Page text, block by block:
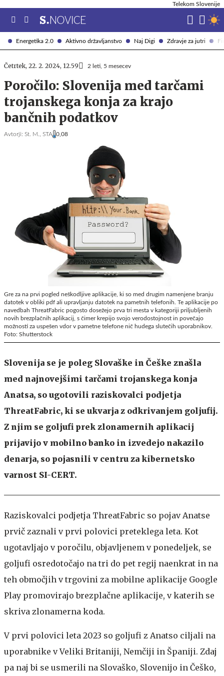
Energetika 2.0 Aktivno državljanstvo Naj Digi Zdravje za jutri
Telekom Slovenije
Četrtek, 22. 2. 2024, 12.59 2 leti, 5 mesecev
Poročilo: Slovenija med tarčami
trojanskega konja za krajo
bančnih podatkov
Avtorji: St. M., STA 0,08
Gre za na prvi pogled neškodljive aplikacije, ki so med drugim namenjene branju
datotek v obliki pdf ali upravljanju datotek na pametnih telefonih. Te aplikacije po
navedbah ThreatFabric pogosto dosežejo prva tri mesta v kategoriji priljubljenih
novih brezplačnih aplikacij, s čimer krepijo svojo verodostojnost in povečajo
možnosti za uspešen vdor v pametne telefone nič hudega slutečih uporabnikov.
Foto: Shutterstock
Slovenija se je poleg Slovaške in Češke znašla
med najnovejšimi tarčami trojanskega konja
Anatsa, so ugotovili raziskovalci podjetja
ThreatFabric, ki se ukvarja z odkrivanjem goljufij.
Z njim se goljufi prek zlonamernih aplikacij
prijavijo v mobilno banko in izvedejo nakazilo
denarja, so pojasnili v centru za kibernetsko
varnost SI-CERT.
Raziskovalci podjetja ThreatFabric so pojav Anatse
prvič zaznali v prvi polovici preteklega leta. Kot
ugotavljajo v poročilu, objavljenem v ponedeljek, se
goljufi osredotočajo na tri do pet regij naenkrat in na
teh območjih v trgovini za mobilne aplikacije Google
Play promovirajo brezplačne aplikacije, v katerih se
skriva zlonamerna koda.
V prvi polovici leta 2023 so goljufi z Anatso ciljali na
uporabnike v Veliki Britaniji, Nemčiji in Španiji. Zdaj
pa naj bi se usmerili na Slovaško, Slovenijo in Češko,